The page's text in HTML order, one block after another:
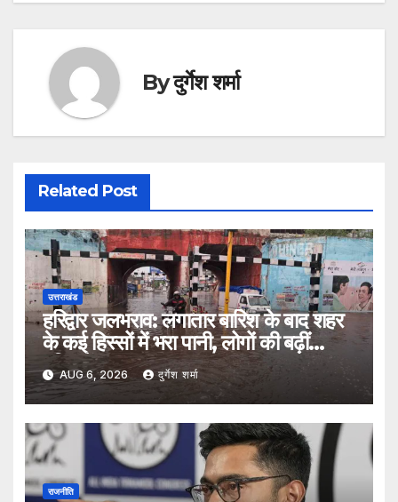
Byदुर्गेश शर्मा
Related Post
उत्तराखंड
हरिद्वार जलभराव: लगातार बारिश के बाद शहर
के कई हिस्सों में भरा पानी, लोगों की बढ़ीं
मुश्किलें
AUG 6, 2026 दुर्गेश शर्मा
राजनीति